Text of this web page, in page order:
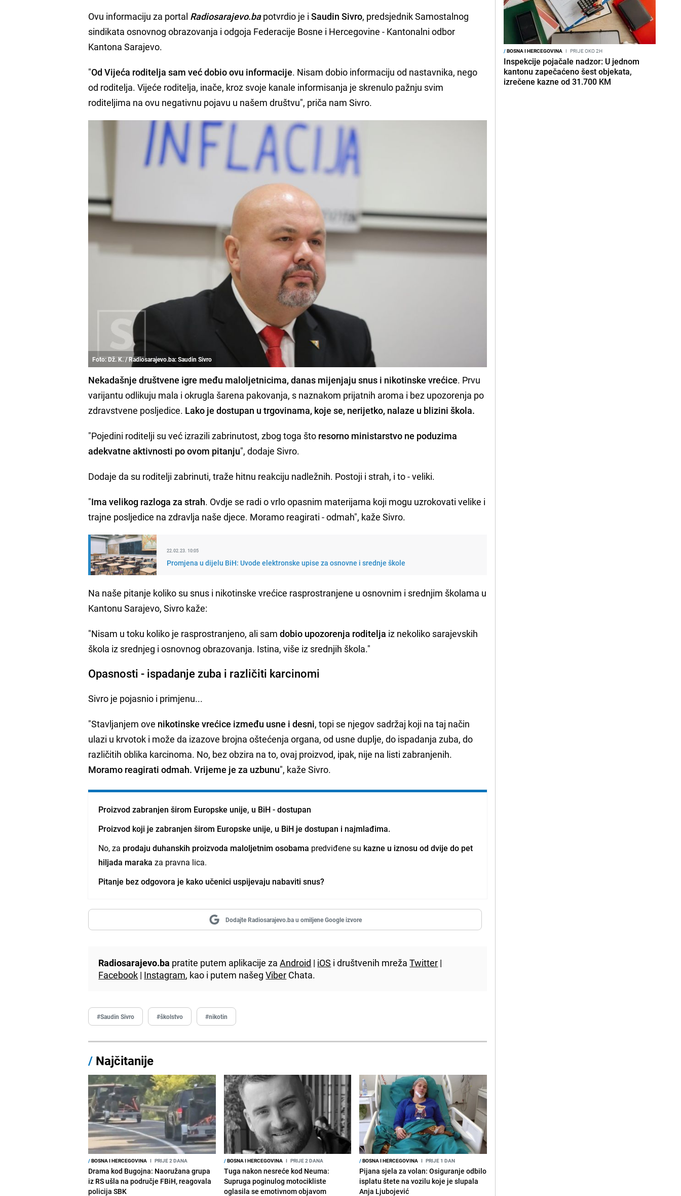
Ovu informaciju za portal Radiosarajevo.bapotvrdio je iSaudin Sivro, predsjednik Samostalnog
sindikata osnovnog obrazovanja i odgoja Federacije Bosne i Hercegovine - Kantonalni odbor
Kantona Sarajevo.
"Od Vijeća roditelja sam već dobio ovu informacije. Nisam dobio informaciju od nastavnika, nego
od roditelja. Vijeće roditelja, inače, kroz svoje kanale informisanja je skrenulo pažnju svim
roditeljima na ovu negativnu pojavu u našem društvu", priča nam Sivro.
Foto: Dž. K. / Radiosarajevo.ba: Saudin Sivro
Nekadašnje društvene igre među maloljetnicima, danas mijenjaju snus i nikotinske vrećice. Prvu
varijantu odlikuju mala i okrugla šarena pakovanja, s naznakom prijatnih aroma i bez upozorenja po
zdravstvene posljedice. Lako je dostupan u trgovinama, koje se, nerijetko, nalaze u blizini škola.
"Pojedini roditelji su već izrazili zabrinutost, zbog toga što resorno ministarstvo ne poduzima
adekvatne aktivnosti po ovom pitanju", dodaje Sivro.
Dodaje da su roditelji zabrinuti, traže hitnu reakciju nadležnih. Postoji i strah, i to - veliki.
"Ima velikog razloga za strah. Ovdje se radi o vrlo opasnim materijama koji mogu uzrokovati velike i
trajne posljedice na zdravlja naše djece. Moramo reagirati - odmah", kaže Sivro.
22.02.23. 10:05
Promjena u dijelu BiH: Uvode elektronske upise za osnovne i srednje škole
Na naše pitanje koliko su snus i nikotinske vrećice rasprostranjene u osnovnim i srednjim školama u
Kantonu Sarajevo, Sivro kaže:
"Nisam u toku koliko je rasprostranjeno, ali samdobio upozorenja roditelja iz nekoliko sarajevskih
škola iz srednjeg i osnovnog obrazovanja. Istina, više iz srednjih škola."
Opasnosti - ispadanje zuba i različiti karcinomi
Sivro je pojasnio i primjenu...
"Stavljanjem ove nikotinske vrećice između usne i desni, topi se njegov sadržaj koji na taj način
ulazi u krvotok i može da izazove brojna oštećenja organa, od usne duplje, do ispadanja zuba, do
različitih oblika karcinoma. No, bez obzira na to, ovaj proizvod, ipak, nije na listi zabranjenih.
Moramo reagirati odmah. Vrijeme je za uzbunu", kaže Sivro.
Proizvod zabranjen širom Europske unije, u BiH - dostupan
Proizvod koji je zabranjen širom Europske unije, u BiH je dostupan i najmlađima.
No, za prodaju duhanskih proizvoda maloljetnim osobama predviđene su kazne u iznosu od dvije do pet
hiljada maraka za pravna lica.
Pitanje bez odgovora je kako učenici uspijevaju nabaviti snus?
Dodajte Radiosarajevo.ba u omiljene Google izvore
Radiosarajevo.ba pratite putem aplikacije zaAndroid | iOS i društvenih mrežaTwitter |
Facebook | Instagram, kao i putem našegViber Chata.
#Saudin Sivro #školstvo #nikotin
/ Najčitanije
/BOSNA I HERCEGOVINA I PRIJE 2 DANA
Drama kod Bugojna: Naoružana grupa
iz RS ušla na područje FBiH, reagovala
policija SBK
/BOSNA I HERCEGOVINA I PRIJE 2 DANA
Tuga nakon nesreće kod Neuma:
Supruga poginulog motocikliste
oglasila se emotivnom objavom
/BOSNA I HERCEGOVINA I PRIJE 1 DAN
Pijana sjela za volan: Osiguranje odbilo
isplatu štete na vozilu koje je slupala
Anja Ljubojević
/BOSNA I HERCEGOVINA I PRIJE OKO 2H
Inspekcije pojačale nadzor: U jednom
kantonu zapečaćeno šest objekata,
izrečene kazne od 31.700 KM